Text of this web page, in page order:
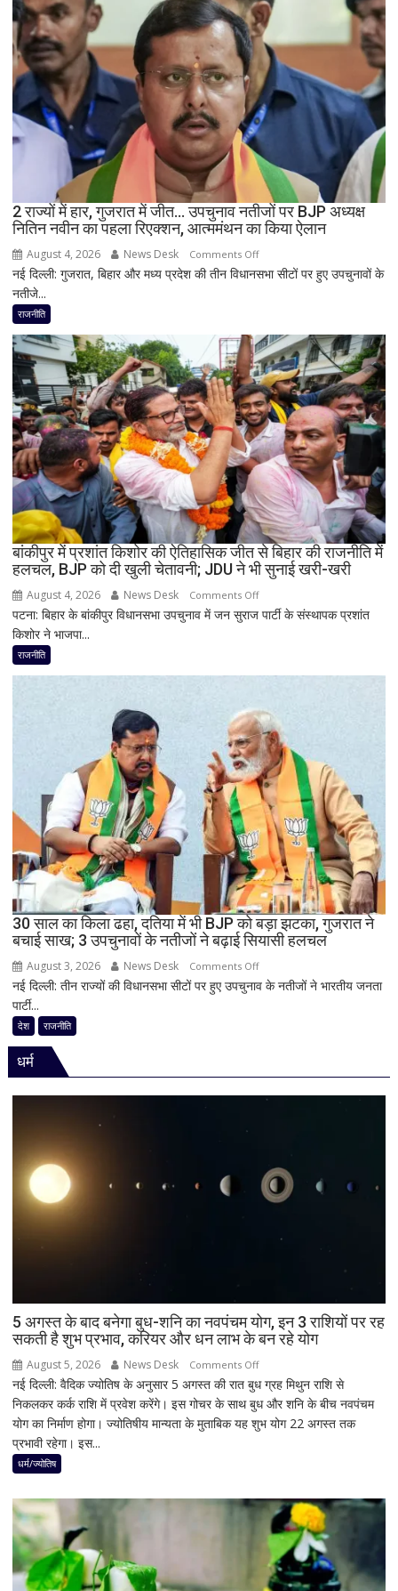
सीएम
योगी
का
बड़ा
बयान,
बोले-
SIT
जांच
में
किसी
साधु-
संत
की
भूमिका
2 राज्यों में हार, गुजरात में जीत… उपचुनाव नतीजों पर BJP अध्यक्ष
नितिन नवीन का पहला रिएक्शन, आत्ममंथन का किया ऐलान
August 4, 2026 News Desk Comments Offon
2
गुजरात
में
जीत…
उपचुनाव
नतीजों
पर
BJP
अध्यक्ष
नितिन
नवीन
का
पहला
आत्ममंथन
नई दिल्ली: गुजरात, बिहार और मध्य प्रदेश की तीन विधानसभा सीटों पर हुए उपचुनावों के
नतीजे...
राजनीति
बांकीपुर में प्रशांत किशोर की ऐतिहासिक जीत से बिहार की राजनीति में
हलचल, BJP को दी खुली चेतावनी; JDU ने भी सुनाई खरी-खरी
August 4, 2026 News Desk Comments Offon
बांकीपुर
ऐतिहासिक
जीत
से
बिहार
की
राजनीति
में
हलचल,
BJP
को
दी
खुली
चेतावनी;
JDU
ने
पटना: बिहार के बांकीपुर विधानसभा उपचुनाव में जन सुराज पार्टी के संस्थापक प्रशांत
किशोर ने भाजपा...
राजनीति
30 साल का किला ढहा, दतिया में भी BJP को बड़ा झटका, गुजरात ने
बचाई साख; 3 उपचुनावों के नतीजों ने बढ़ाई सियासी हलचल
August 3, 2026 News Desk Comments Offon
30
दतिया
बड़ा
झटका,
उपचुनावों
के
बढ़ाई
सियासी
हलचल
नई दिल्ली: तीन राज्यों की विधानसभा सीटों पर हुए उपचुनाव के नतीजों ने भारतीय जनता
पार्टी...
देश राजनीति
धर्म
5 अगस्त के बाद बनेगा बुध-शनि का नवपंचम योग, इन 3 राशियों पर रह
सकती है शुभ प्रभाव, करियर और धन लाभ के बन रहे योग
August 5, 2026 News Desk Comments Offon
5
अगस्त
के
शनि
नवपंचम
योग,
इन
नई दिल्ली: वैदिक ज्योतिष के अनुसार 5 अगस्त की रात बुध ग्रह मिथुन राशि से
निकलकर कर्क राशि में प्रवेश करेंगे। इस गोचर के साथ बुध और शनि के बीच नवपंचम
योग का निर्माण होगा। ज्योतिषीय मान्यता के मुताबिक यह शुभ योग 22 अगस्त तक
प्रभावी रहेगा। इस...
धर्म/ज्योतिष